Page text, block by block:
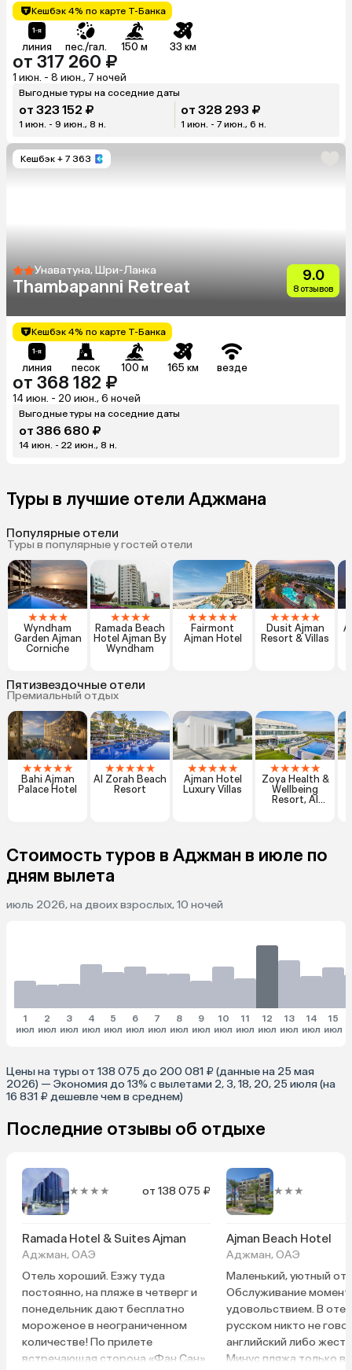
Кешбэк 4% по карте Т-Банка
линия пес./гал. 150 м 33 км
от 317 260 ₽
1 июн. - 8 июн., 7 ночей
Выгодные туры на соседние даты
от 323 152 ₽
1 июн. - 9 июн., 8 н.
от 328 293 ₽
1 июн. - 7 июн., 6 н.
Кешбэк + 7 363
Унаватуна, Шри-Ланка
Thambapanni Retreat
9.0
8 отзывов
Кешбэк 4% по карте Т-Банка
линия песок 100 м 165 км везде
от 368 182 ₽
14 июн. - 20 июн., 6 ночей
Выгодные туры на соседние даты
от 386 680 ₽
14 июн. - 22 июн., 8 н.
Туры в лучшие отели Аджмана
Популярные отели
Туры в популярные у гостей отели
★★★★
Wyndham
Garden Ajman
Corniche
★★★★
Ramada Beach
Hotel Ajman By
Wyndham
★★★★★
Fairmont
Ajman Hotel
★★★★★
Dusit Ajman
Resort & Villas
Пятизвездочные отели
Премиальный отдых
★★★★★
Bahi Ajman
Palace Hotel
★★★★★
Al Zorah Beach
Resort
★★★★★
Ajman Hotel
Luxury Villas
★★★★★
Zoya Health &
Wellbeing
Resort, Al
Стоимость туров в Аджман в июле по
дням вылета
июль 2026, на двоих взрослых, 10 ночей
1
июл
2
июл
3
июл
4
июл
5
июл
6
июл
7
июл
8
июл
9
июл
10
июл
11
июл
12
июл
13
июл
14
июл
15
июл
Цены на туры от 138 075 до 200 081 ₽ (данные на 25 мая
2026) — Экономия до 13% с вылетами 2, 3, 18, 20, 25 июля (на
16 831 ₽ дешевле чем в среднем)
Последние отзывы об отдыхе
★★★★ от 138 075 ₽
Ramada Hotel & Suites Ajman
Аджман, ОАЭ
Отель хороший. Езжу туда
постоянно, на пляже в четверг и
понедельник дают бесплатно
мороженое в неограниченном
количестве! По прилете
встречающая сторона «Фан Сан»
★★★
Ajman Beach Hotel
Аджман, ОАЭ
Маленький, уютный
Обслуживание
удовольствием. В
русском никто не
английский либо
Минус пляжа только в